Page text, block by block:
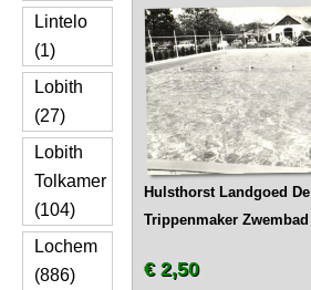
Lintelo
(1)
Lobith
(27)
Lobith
Tolkamer
(104)
Lochem
(886)
Hulsthorst Landgoed De
Trippenmaker Zwembad
€ 2,50